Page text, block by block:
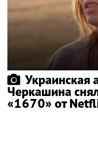
Украинская
Черкашина
«1670» от